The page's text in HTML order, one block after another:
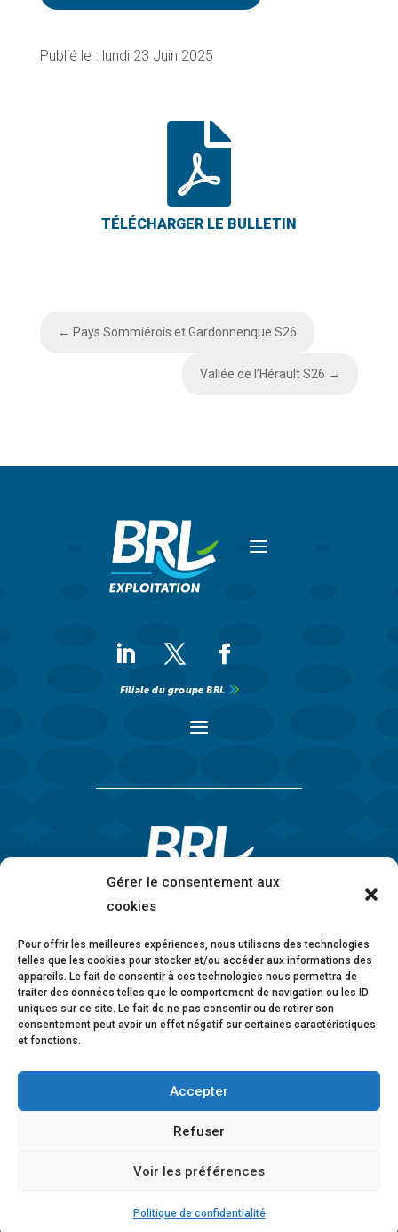
Gérer le consentement aux
cookies
Pour offrir les meilleures expériences, nous utilisons des technologies
telles que les cookies pour stocker et/ou accéder aux informations des
appareils. Le fait de consentir à ces technologies nous permettra de
traiter des données telles que le comportement de navigation ou les ID
uniques sur ce site. Le fait de ne pas consentir ou de retirer son
consentement peut avoir un effet négatif sur certaines caractéristiques
et fonctions.
Accepter
Refuser
Voir les préférences
Politique de confidentialité
lundi 23 Juin 2025

← Pays Sommiérois et Gardonnenque S26
Vallée de l’Hérault S26 →
a
a
Filiale du groupe BRL
• Politique de confidentialité
Lanceurs d’alerte
© 2026 BRL Exploitation